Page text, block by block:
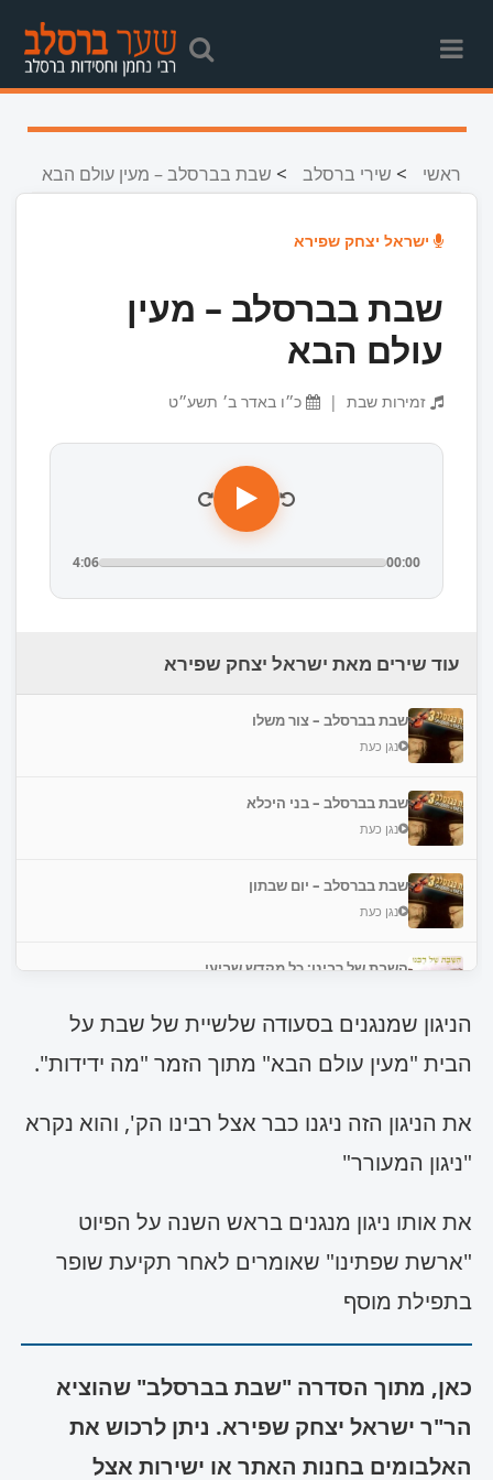
ראשי > שירי ברסלב > שבת בברסלב – מעין עולם הבא
ישראל יצחק שפירא
שבת בברסלב – מעין
עולם הבא
זמירות שבת | כ״ו באדר ב׳ תשע״ט
00:00
4:06
עוד שירים מאת ישראל יצחק שפירא
שבת בברסלב – צור משלו
נגן כעת
שבת בברסלב – בני היכלא
נגן כעת
שבת בברסלב – יום שבתון
נגן כעת
השבת של רבינו: כל מקדש שביעי
אזמר בשבחין
נגן כעת
הניגון שמנגנים בסעודה שלשיית של שבת על
הבית "מעין עולם הבא" מתוך הזמר "מה ידידות".
את הניגון הזה ניגנו כבר אצל רבינו הק', והוא נקרא
"ניגון המעורר"
את אותו ניגון מנגנים בראש השנה על הפיוט
"ארשת שפתינו" שאומרים לאחר תקיעת שופר
בתפילת מוסף
כאן, מתוך הסדרה "שבת בברסלב" שהוציא
הר"ר ישראל יצחק שפירא. ניתן לרכוש את
האלבומים בחנות האתר או ישירות אצל